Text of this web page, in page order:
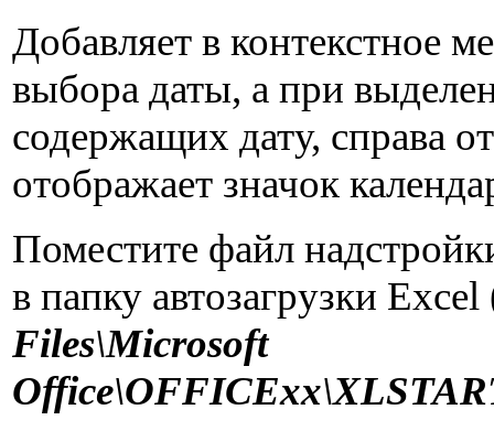
Добавляет в контекстное
выбора даты, а при
содержащих дату, справа
отображает значок
Поместите файл
в папку автозагрузки Excel
Files\Microsoft